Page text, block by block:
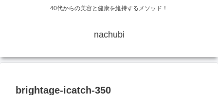
40代からの美容と健康を維持するメソッド！
nachubi
brightage-icatch-350